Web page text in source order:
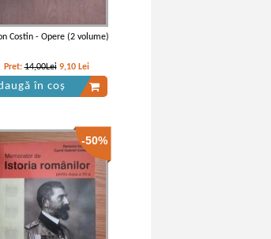
Costin - Opere (2 volume)
Pret:14,00Lei 9,10 Lei
în coș
-50%